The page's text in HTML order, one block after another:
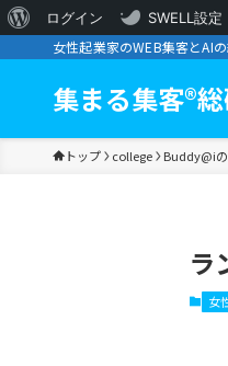
WordPress
ログイン SWELL設定
女性起業家のWEB集客とAI
集まる集客®︎
トップ college Buddy@i
ラ
女